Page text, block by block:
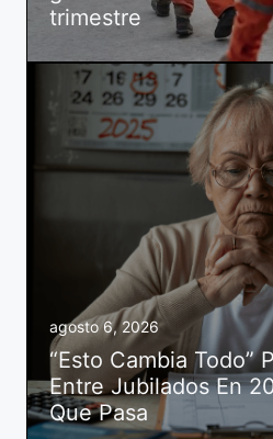
trimestre
agosto 6, 2026
“Esto Cambia Todo”
Entre Jubilados En
Que Pasa